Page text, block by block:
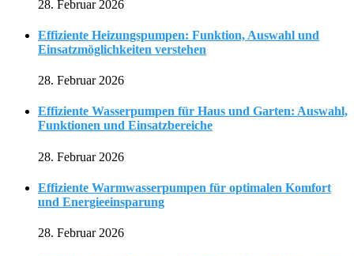
28. Februar 2026
Effiziente Heizungspumpen: Funktion, Auswahl und
Einsatzmöglichkeiten verstehen
28. Februar 2026
Effiziente Wasserpumpen für Haus und Garten: Auswahl,
Funktionen und Einsatzbereiche
28. Februar 2026
Effiziente Warmwasserpumpen für optimalen Komfort
und Energieeinsparung
28. Februar 2026